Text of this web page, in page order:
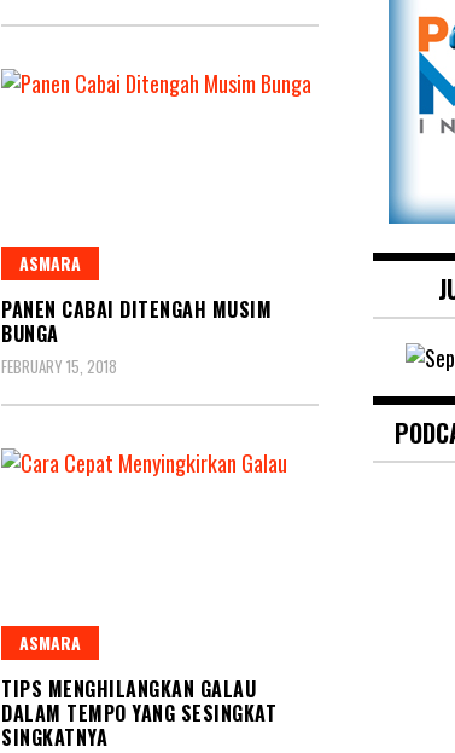
ASMARA
PANEN CABAI DITENGAH MUSIM
BUNGA
FEBRUARY 15, 2018
ASMARA
TIPS MENGHILANGKAN GALAU
DALAM TEMPO YANG SESINGKAT
SINGKATNYA